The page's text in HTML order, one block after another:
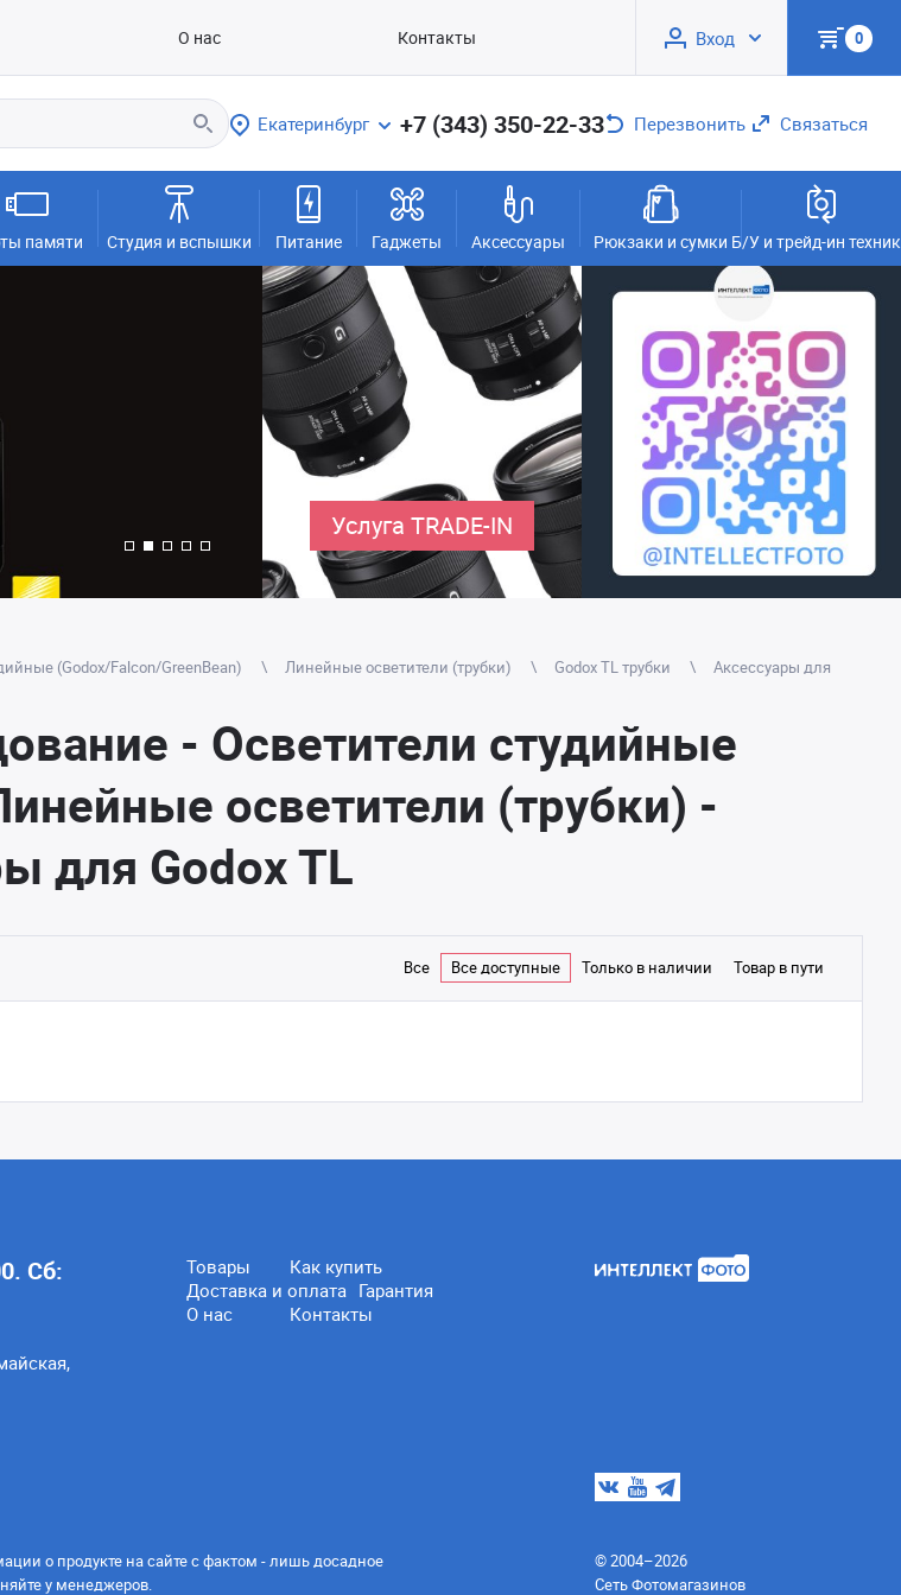
О нас Контакты Вход 0
Екатеринбург +7 (343) 350-22-33 Перезвонить Связаться
памяти Студия и вспышки Питание Гаджеты Аксессуары Рюкзаки и сумки Б/У и трейд-ин
Услуга TRADE-IN
(Godox/Falcon/GreenBean) Линейные осветители (трубки) Godox TL трубки
Аксессуары для
- Осветители студийные
осветители (трубки) -
для Godox TL
Все Все доступные Только в наличии Товар в пути
Сб:
Товары
Как купить
Доставка и оплата Гарантия
О нас
Контакты
о продукте на сайте с фактом - лишь досадное
у менеджеров.
© 2004–2026
Сеть Фотомагазинов